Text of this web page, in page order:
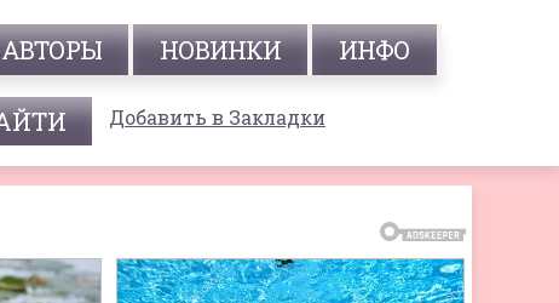
АВТОРЫ НОВИНКИ ИНФО
Добавить в Закладки